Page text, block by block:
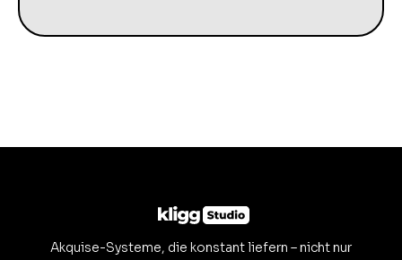
Akquise-Systeme, die konstant liefern – nicht nur